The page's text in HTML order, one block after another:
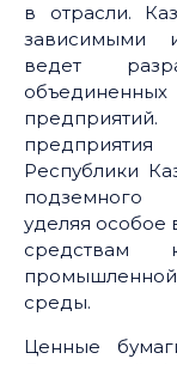
в отрасли.
зависимыми
ведет
Республики
подземного
уделяя
средствам
среды.
Ценные